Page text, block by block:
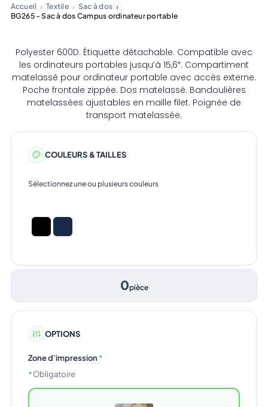
Accueil Textile
Sac à dos
BG265 – Sac à dos Campus ordinateur portable
Polyester 600D. Étiquette détachable. Compatible avec
les ordinateurs portables jusqu’à 15,6″. Compartiment
matelassé pour ordinateur portable avec accès externe.
Poche frontale zippée. Dos matelassé. Bandoulières
matelassées ajustables en maille filet. Poignée de
transport matelassée.
COULEURS & TAILLES
Sélectionnez une ou plusieurs couleurs
0pièce
OPTIONS
Zone d'impression *
*Obligatoire